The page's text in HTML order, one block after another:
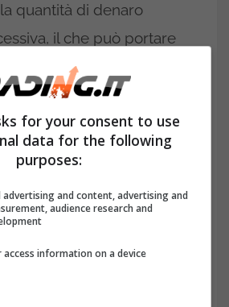
quantità di denaro
il che può portare
il che può
gli economisti della
l’offerta di moneta per un
considerevole.
(Fed) ha a disposizione
che può utilizzare per
di espansione
for your consent to use
data for the following
purposes:
advertising and content, advertising and
audience research and
information on a device